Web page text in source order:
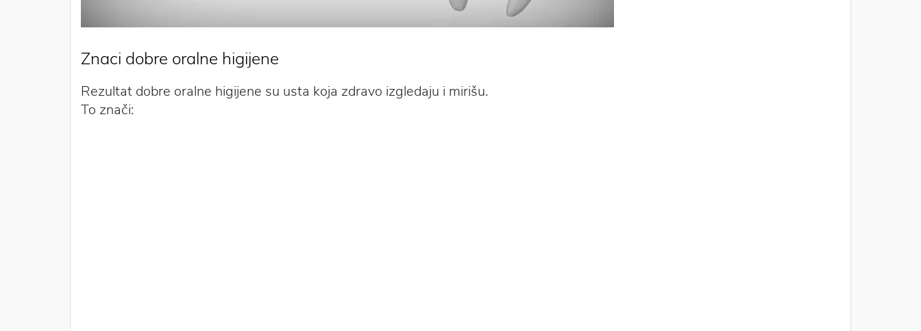
Znaci dobre oralne higijene
Rezultat dobre oralne higijene su usta koja zdravo izgledaju i mirišu.
To znači: